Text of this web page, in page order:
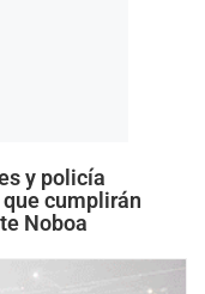
y policía
cumplirán
Noboa